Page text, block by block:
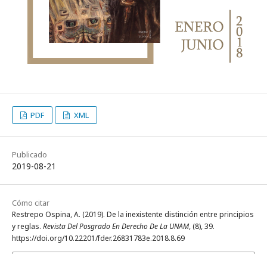
PDF XML
Publicado
2019-08-21
Cómo citar
Restrepo Ospina, A. (2019). De la inexistente distinción entre principios
y reglas. Revista Del Posgrado En Derecho De La UNAM, (8), 39.
https://doi.org/10.22201/fder.26831783e.2018.8.69